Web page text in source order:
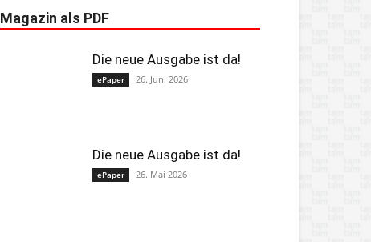
Magazin als PDF
Die neue Ausgabe ist da!
ePaper 26. Juni 2026
Die neue Ausgabe ist da!
ePaper 26. Mai 2026